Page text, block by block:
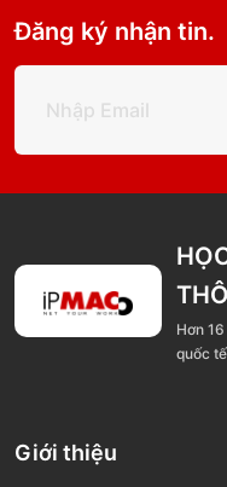
Đăng ký nhận tin.
Hơn
quốc tế
Giới thiệu